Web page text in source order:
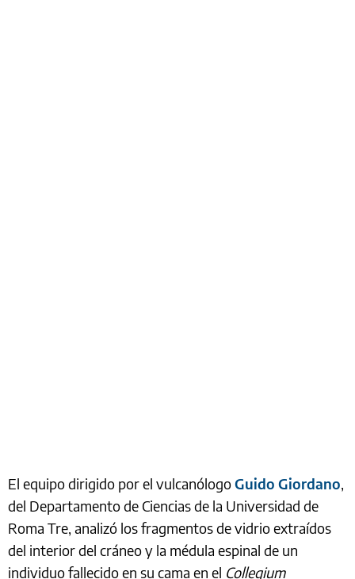
El equipo dirigido por el vulcanólogoGuido Giordano,
del Departamento de Ciencias de la Universidad de
Roma Tre, analizó los fragmentos de vidrio extraídos
del interior del cráneo y la médula espinal de un
individuo fallecido en su cama en el Collegium